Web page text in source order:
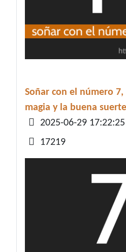
Soñar con el número
magia y la buena suerte
Detalles
2025-06-29 17:22:25
17219